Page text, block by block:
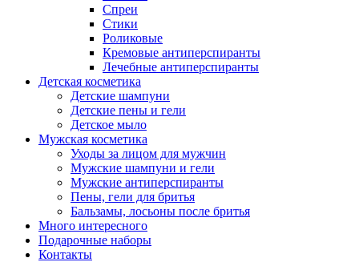
Спреи
Стики
Роликовые
Кремовые антиперспиранты
Лечебные антиперспиранты
Детская косметика
Детские шампуни
Детские пены и гели
Детское мыло
Мужская косметика
Уходы за лицом для мужчин
Мужские шампуни и гели
Мужские антиперспиранты
Пены, гели для бритья
Бальзамы, лосьоны после бритья
Много интересного
Подарочные наборы
Контакты